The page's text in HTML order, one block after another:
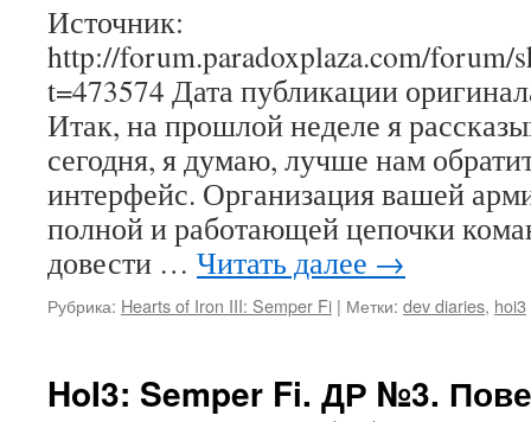
Источник:
http://forum.paradoxplaza.com/forum/
t=473574 Дата публикации
Итак, на прошлой неделе я
сегодня, я думаю, лучше нам
интерфейс. Организация вашей
полной и работающей цепочки
довести … Читать далее →
Рубрика: Hearts of Iron III: Semper Fi | Метки: dev diaries, hoi3
HoI3: Semper Fi. ДР №3.